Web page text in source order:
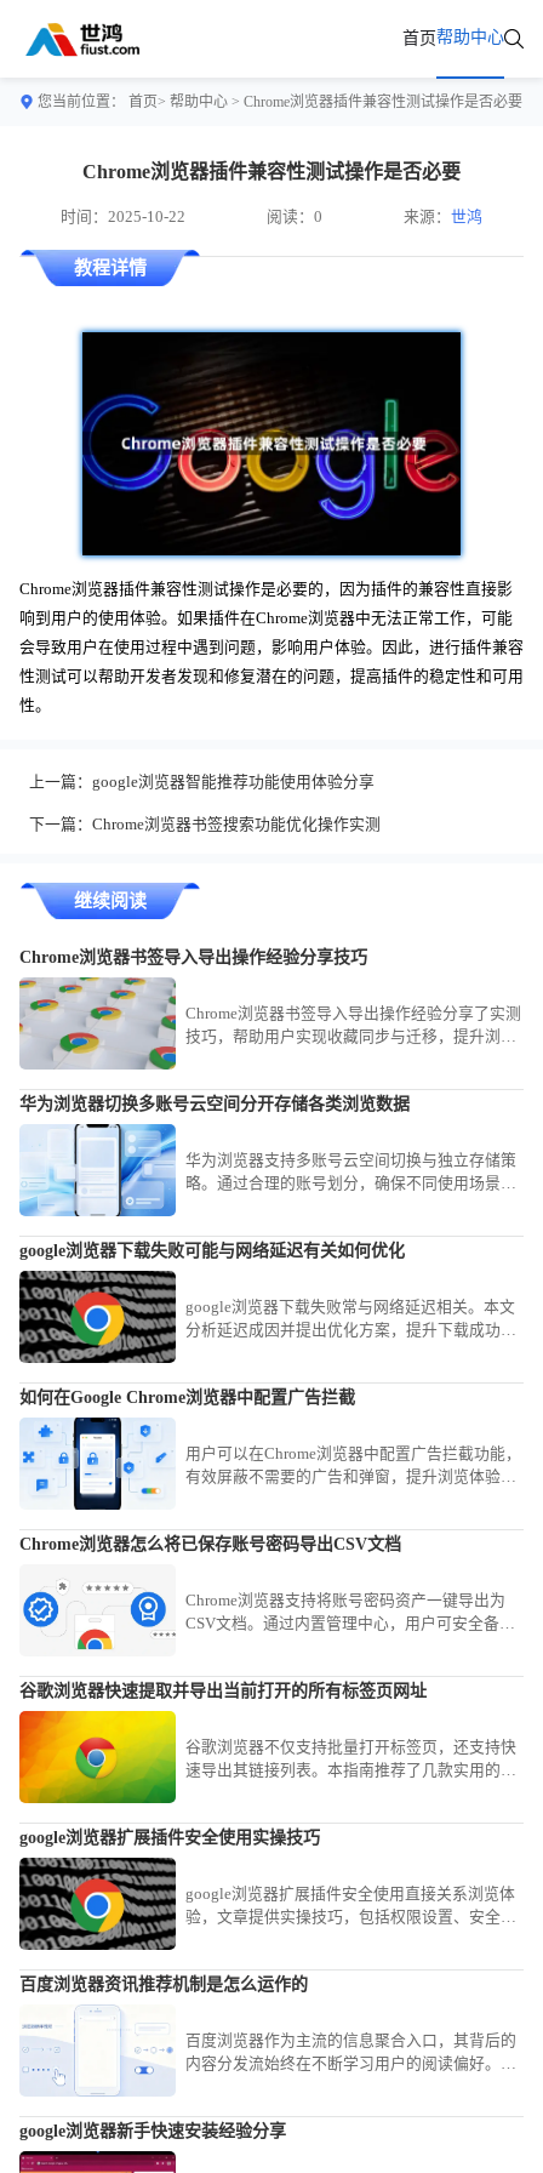
首页帮助中心
您当前位置： 首页> 帮助中心 > Chrome浏览器插件兼容性测试操作是否必要
Chrome浏览器插件兼容性测试操作是否必要
时间：2025-10-22 阅读：0 来源：世鸿
教程详情
Chrome浏览器插件兼容性测试操作是必要的，因为插件的兼容性直接影
响到用户的使用体验。如果插件在Chrome浏览器中无法正常工作，可能
会导致用户在使用过程中遇到问题，影响用户体验。因此，进行插件兼容
性测试可以帮助开发者发现和修复潜在的问题，提高插件的稳定性和可用
性。
上一篇： google浏览器智能推荐功能使用体验分享
下一篇： Chrome浏览器书签搜索功能优化操作实测
继续阅读
Chrome浏览器书签导入导出操作经验分享技巧
Chrome浏览器书签导入导出操作经验分享了实测
技巧，帮助用户实现收藏同步与迁移，提升浏览
华为浏览器切换多账号云空间分开存储各类浏览数据
华为浏览器支持多账号云空间切换与独立存储策
略。通过合理的账号划分，确保不同使用场景下
google浏览器下载失败可能与网络延迟有关如何优化
google浏览器下载失败常与网络延迟相关。本文
分析延迟成因并提出优化方案，提升下载成功率
如何在Google Chrome浏览器中配置广告拦截
用户可以在Chrome浏览器中配置广告拦截功能，
有效屏蔽不需要的广告和弹窗，提升浏览体验并
Chrome浏览器怎么将已保存账号密码导出CSV文档
Chrome浏览器支持将账号密码资产一键导出为
CSV文档。通过内置管理中心，用户可安全备份
谷歌浏览器快速提取并导出当前打开的所有标签页网址
谷歌浏览器不仅支持批量打开标签页，还支持快
速导出其链接列表。本指南推荐了几款实用的扩
google浏览器扩展插件安全使用实操技巧
google浏览器扩展插件安全使用直接关系浏览体
验，文章提供实操技巧，包括权限设置、安全评
百度浏览器资讯推荐机制是怎么运作的
百度浏览器作为主流的信息聚合入口，其背后的
内容分发流始终在不断学习用户的阅读偏好。我
热点新闻的。
google浏览器新手快速安装经验分享